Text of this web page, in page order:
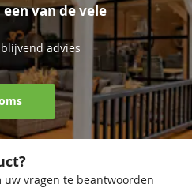
van de vele
advies
uw vragen te beantwoorden